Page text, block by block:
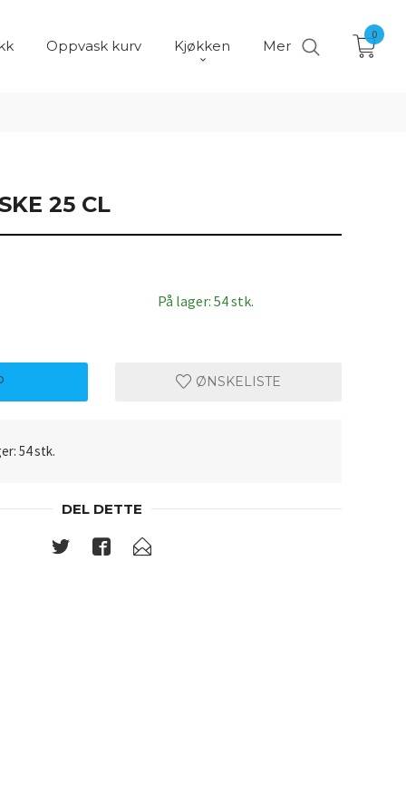
Oppvask kurv Kjøkken Mer
0
25 CL
På lager: 54 stk.
ØNSKELISTE
54 stk.
DEL DETTE